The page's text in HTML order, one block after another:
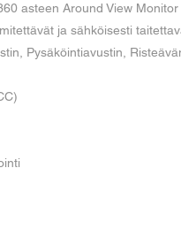
asteen Around View
ja sähköisesti
Pysäköintiavustin,